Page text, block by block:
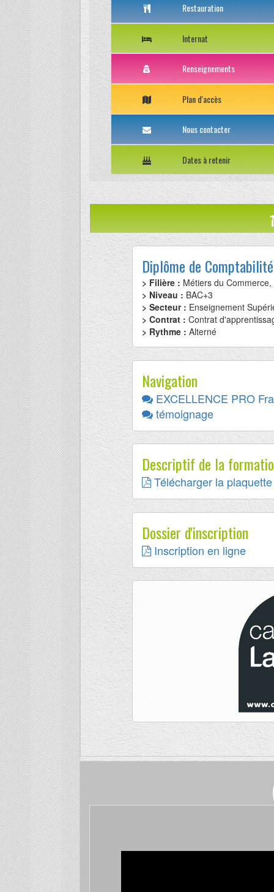
Restauration
Internat
Renseignements
Plan d'accès
Nous contacter
Dates à retenir
Diplôme de
> Filière : Métiers du
> Niveau : BAC+3
> Secteur : Enseignement
> Contrat : Contrat
> Rythme : Alterné
Navigation
EXCELLENCE PRO
témoignage
Descriptif de la
Télécharger la
Dossier d'inscription
Inscription en ligne